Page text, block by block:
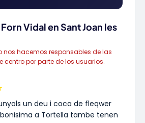
Vidal en Sant Joan les
nos hacemos responsables de las
centro por parte de los usuarios.
un deu i coca de fleqwer
a Tortella tambe tenen